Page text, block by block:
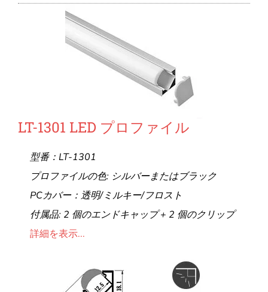
LT-1301 LED プロファイル
型番：LT-1301
プロファイルの色: シルバーまたはブラック
PCカバー：透明/ミルキー/フロスト
付属品: 2 個のエンドキャップ + 2 個のクリップ
詳細を表示...